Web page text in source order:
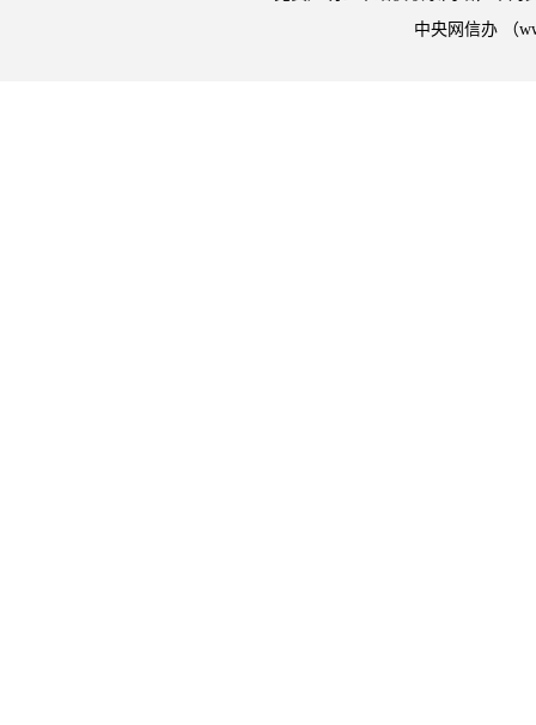
中央网信办 （